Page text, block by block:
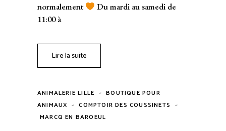
normalement
Du mardi au samedi de
11:00 à
Lire la suite
ANIMALERIE LILLE - BOUTIQUE POUR
ANIMAUX - COMPTOIR DES COUSSINETS -
MARCQ EN BAROEUL